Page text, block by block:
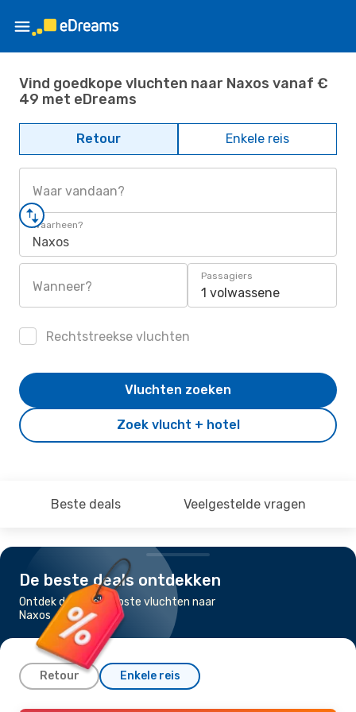
Vind goedkope vluchten naar Naxos vanaf €
49 met eDreams
Retour Enkele reis
Waar vandaan?
Waarheen?
Naxos
Wanneer?
Passagiers
1 volwassene
Rechtstreekse vluchten
Zoek vlucht + hotel
Vluchten zoeken
Beste deals Veelgestelde vragen
De beste deals ontdekken
Ontdek de goedkoopste vluchten naar
Naxos
Retour Enkele reis